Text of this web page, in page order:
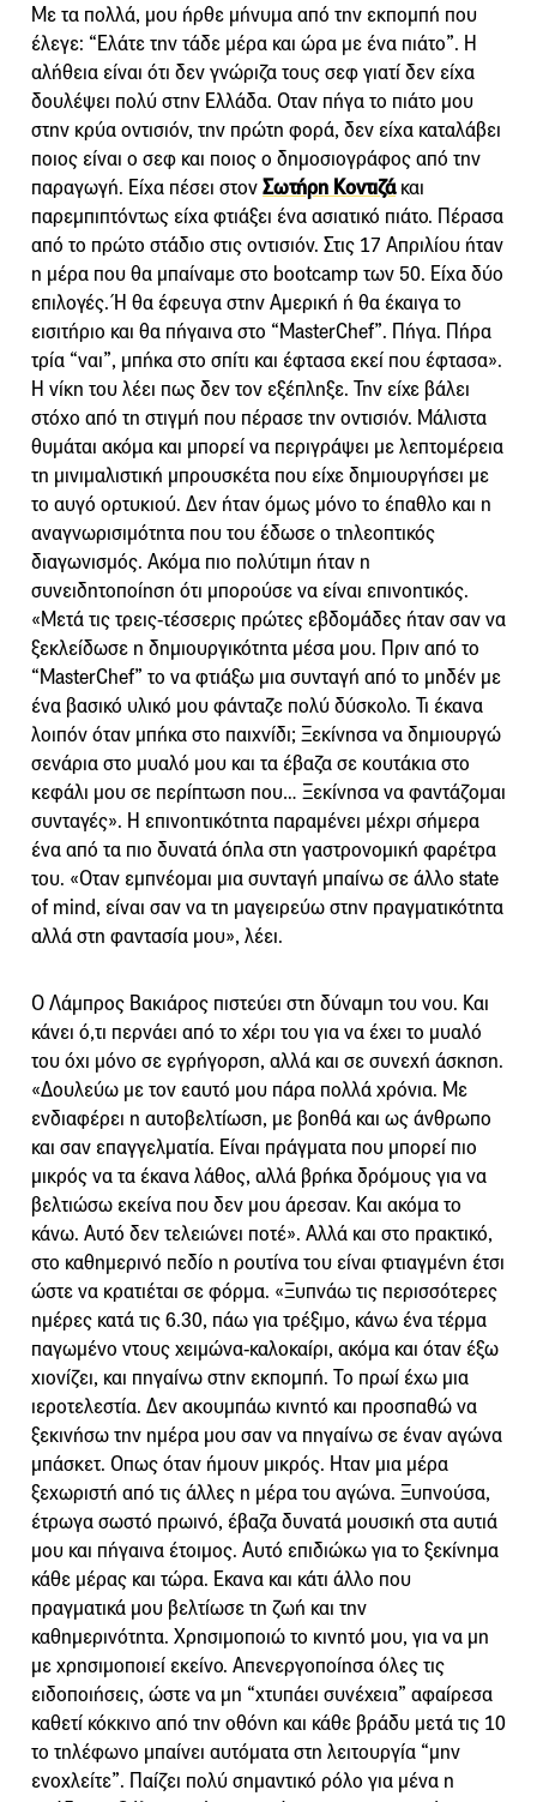
Με τα πολλά, μου ήρθε μήνυμα από την εκπομπή που
έλεγε: “Eλάτε την τάδε μέρα και ώρα με ένα πιάτο”. Η
αλήθεια είναι ότι δεν γνώριζα τους σεφ γιατί δεν είχα
δουλέψει πολύ στην Ελλάδα. Οταν πήγα το πιάτο μου
στην κρύα οντισιόν, την πρώτη φορά, δεν είχα καταλάβει
ποιος είναι ο σεφ και ποιος ο δημοσιογράφος από την
παραγωγή. Είχα πέσει στονΣωτήρη Κοντιζάκαι
παρεμπιπτόντως είχα φτιάξει ένα ασιατικό πιάτο. Πέρασα
από το πρώτο στάδιο στις οντισιόν. Στις 17 Απριλίου ήταν
η μέρα που θα μπαίναμε στο bootcamp των 50. Είχα δύο
επιλογές. Ή θα έφευγα στην Αμερική ή θα έκαιγα το
εισιτήριο και θα πήγαινα στο “MasterChef”. Πήγα. Πήρα
τρία “ναι”, μπήκα στο σπίτι και έφτασα εκεί που έφτασα».
Η νίκη του λέει πως δεν τον εξέπληξε. Την είχε βάλει
στόχο από τη στιγμή που πέρασε την οντισιόν. Μάλιστα
θυμάται ακόμα και μπορεί να περιγράψει με λεπτομέρεια
τη μινιμαλιστική μπρουσκέτα που είχε δημιουργήσει με
το αυγό ορτυκιού. Δεν ήταν όμως μόνο το έπαθλο και η
αναγνωρισιμότητα που του έδωσε ο τηλεοπτικός
διαγωνισμός. Ακόμα πιο πολύτιμη ήταν η
συνειδητοποίηση ότι μπορούσε να είναι επινοητικός.
«Μετά τις τρεις-τέσσερις πρώτες εβδομάδες ήταν σαν να
ξεκλείδωσε η δημιουργικότητα μέσα μου. Πριν από το
“MasterChef” το να φτιάξω μια συνταγή από το μηδέν με
ένα βασικό υλικό μου φάνταζε πολύ δύσκολο. Τι έκανα
λοιπόν όταν μπήκα στο παιχνίδι; Ξεκίνησα να δημιουργώ
σενάρια στο μυαλό μου και τα έβαζα σε κουτάκια στο
κεφάλι μου σε περίπτωση που… Ξεκίνησα να φαντάζομαι
συνταγές». Η επινοητικότητα παραμένει μέχρι σήμερα
ένα από τα πιο δυνατά όπλα στη γαστρονομική φαρέτρα
του. «Οταν εμπνέομαι μια συνταγή μπαίνω σε άλλο state
of mind, είναι σαν να τη μαγειρεύω στην πραγματικότητα
αλλά στη φαντασία μου», λέει.
Ο Λάμπρος Βακιάρος πιστεύει στη δύναμη του νου. Και
κάνει ό,τι περνάει από το χέρι του για να έχει το μυαλό
του όχι μόνο σε εγρήγορση, αλλά και σε συνεχή άσκηση.
«Δουλεύω με τον εαυτό μου πάρα πολλά χρόνια. Με
ενδιαφέρει η αυτοβελτίωση, με βοηθά και ως άνθρωπο
και σαν επαγγελματία. Είναι πράγματα που μπορεί πιο
μικρός να τα έκανα λάθος, αλλά βρήκα δρόμους για να
βελτιώσω εκείνα που δεν μου άρεσαν. Και ακόμα το
κάνω. Αυτό δεν τελειώνει ποτέ». Αλλά και στο πρακτικό,
στο καθημερινό πεδίο η ρουτίνα του είναι φτιαγμένη έτσι
ώστε να κρατιέται σε φόρμα. «Ξυπνάω τις περισσότερες
ημέρες κατά τις 6.30, πάω για τρέξιμο, κάνω ένα τέρμα
παγωμένο ντους χειμώνα-καλοκαίρι, ακόμα και όταν έξω
χιονίζει, και πηγαίνω στην εκπομπή. Το πρωί έχω μια
ιεροτελεστία. Δεν ακουμπάω κινητό και προσπαθώ να
ξεκινήσω την ημέρα μου σαν να πηγαίνω σε έναν αγώνα
μπάσκετ. Οπως όταν ήμουν μικρός. Ηταν μια μέρα
ξεχωριστή από τις άλλες η μέρα του αγώνα. Ξυπνούσα,
έτρωγα σωστό πρωινό, έβαζα δυνατά μουσική στα αυτιά
μου και πήγαινα έτοιμος. Αυτό επιδιώκω για το ξεκίνημα
κάθε μέρας και τώρα. Εκανα και κάτι άλλο που
πραγματικά μου βελτίωσε τη ζωή και την
καθημερινότητα. Χρησιμοποιώ το κινητό μου, για να μη
με χρησιμοποιεί εκείνο. Απενεργοποίησα όλες τις
ειδοποιήσεις, ώστε να μη “χτυπάει συνέχεια” αφαίρεσα
καθετί κόκκινο από την οθόνη και κάθε βράδυ μετά τις 10
το τηλέφωνο μπαίνει αυτόματα στη λειτουργία “μην
ενοχλείτε”. Παίζει πολύ σημαντικό ρόλο για μένα η